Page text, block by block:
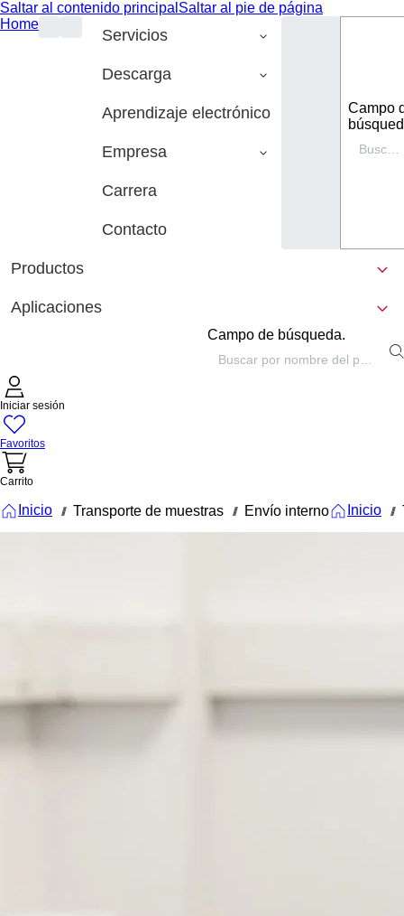
Saltar al contenido principal Saltar al pie de página
Home
Servicios
Descarga
Aprendizaje electrónico
Empresa
Carrera
Contacto
Campo
Productos
Aplicaciones
Campo de búsqueda.
Iniciar sesión
Favoritos
Carrito
Inicio /// Transporte de muestras /// Envío interno Inicio ///